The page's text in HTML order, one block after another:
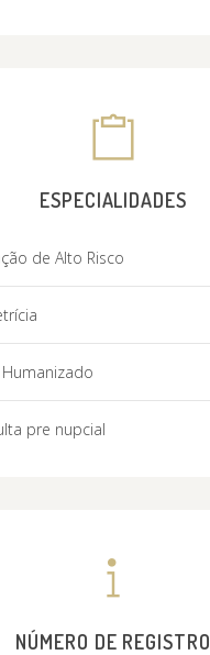
ESPECIALIDADES
de Alto Risco
pre nupcial
NÚMERO DE REGISTRO